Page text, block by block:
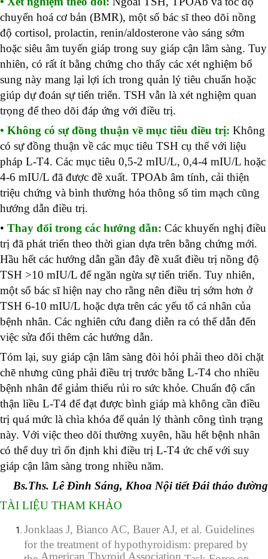
chuyển hoá cơ bản (BMR), một số bác sĩ theo dõi nồng
độ cortisol, prolactin, renin/aldosterone vào sáng sớm
hoặc siêu âm tuyến giáp trong suy giáp cận lâm sàng. Tuy
nhiên, có rất ít bằng chứng cho thấy các xét nghiệm bổ
sung này mang lại lợi ích trong quản lý tiêu chuẩn hoặc
giúp dự đoán sự tiến triển. TSH vẫn là xét nghiệm quan
trọng để theo dõi đáp ứng với điều trị.
• Không có sự đồng thuận về mục tiêu điều trị: Không
có sự đồng thuận về các mục tiêu TSH cụ thể với liệu
pháp L-T4. Các mục tiêu 0,5-2 mIU/L, 0,4-4 mIU/L hoặc
4-6 mIU/L đã được đề xuất. TPOAb âm tính, cải thiện
triệu chứng và bình thường hóa thông số tim mạch cũng
hướng dẫn điều trị.
• Thay đổi trong các hướng dẫn: Các khuyến nghị điều
trị đã phát triển theo thời gian dựa trên bằng chứng mới.
Hầu hết các hướng dẫn gần đây đề xuất điều trị nồng độ
TSH >10 mIU/L để ngăn ngừa sự tiến triển. Tuy nhiên,
một số bác sĩ hiện nay cho rằng nên điều trị sớm hơn ở
TSH 6-10 mIU/L hoặc dựa trên các yếu tố cá nhân của
bệnh nhân. Các nghiên cứu đang diễn ra có thể dẫn đến
việc sửa đổi thêm các hướng dẫn.
Tóm lại, suy giáp cận lâm sàng đòi hỏi phải theo dõi chặt
chẽ nhưng cũng phải điều trị trước bằng L-T4 cho nhiều
bệnh nhân để giảm thiểu rủi ro sức khỏe. Chuẩn độ cẩn
thận liều L-T4 để đạt được bình giáp mà không cần điều
trị quá mức là chìa khóa để quản lý thành công tình trạng
này. Với việc theo dõi thường xuyên, hầu hết bệnh nhân
có thể duy trì ổn định khi điều trị L-T4 ức chế với suy
giáp cận lâm sàng trong nhiều năm.
Bs.Ths. Lê Đình Sáng, Khoa Nội tiết Đái tháo đường
TÀI LIỆU THAM KHẢO
Jonklaas J, Bianco AC, Bauer AJ, et al. Guidelines
for the treatment of hypothyroidism: prepared by
American Thyroid Association